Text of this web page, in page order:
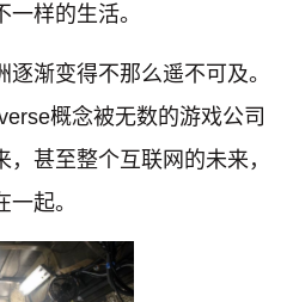
样的生活。
渐变得不那么遥不可及。
概念被无数的游戏公司
，甚至整个互联网的未来，
起。